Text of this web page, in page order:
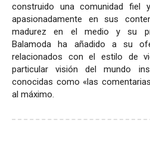
construido una comunidad fiel
apasionadamente en sus
madurez en el medio y su
Balamoda ha añadido a su
relacionados con el estilo de
particular visión del mundo
conocidas como «las
al máximo.